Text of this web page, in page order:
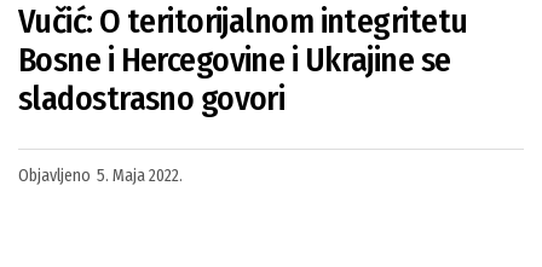
Vučić: O teritorijalnom integritetu
Bosne i Hercegovine i Ukrajine se
sladostrasno govori
Objavljeno 5. Maja 2022.